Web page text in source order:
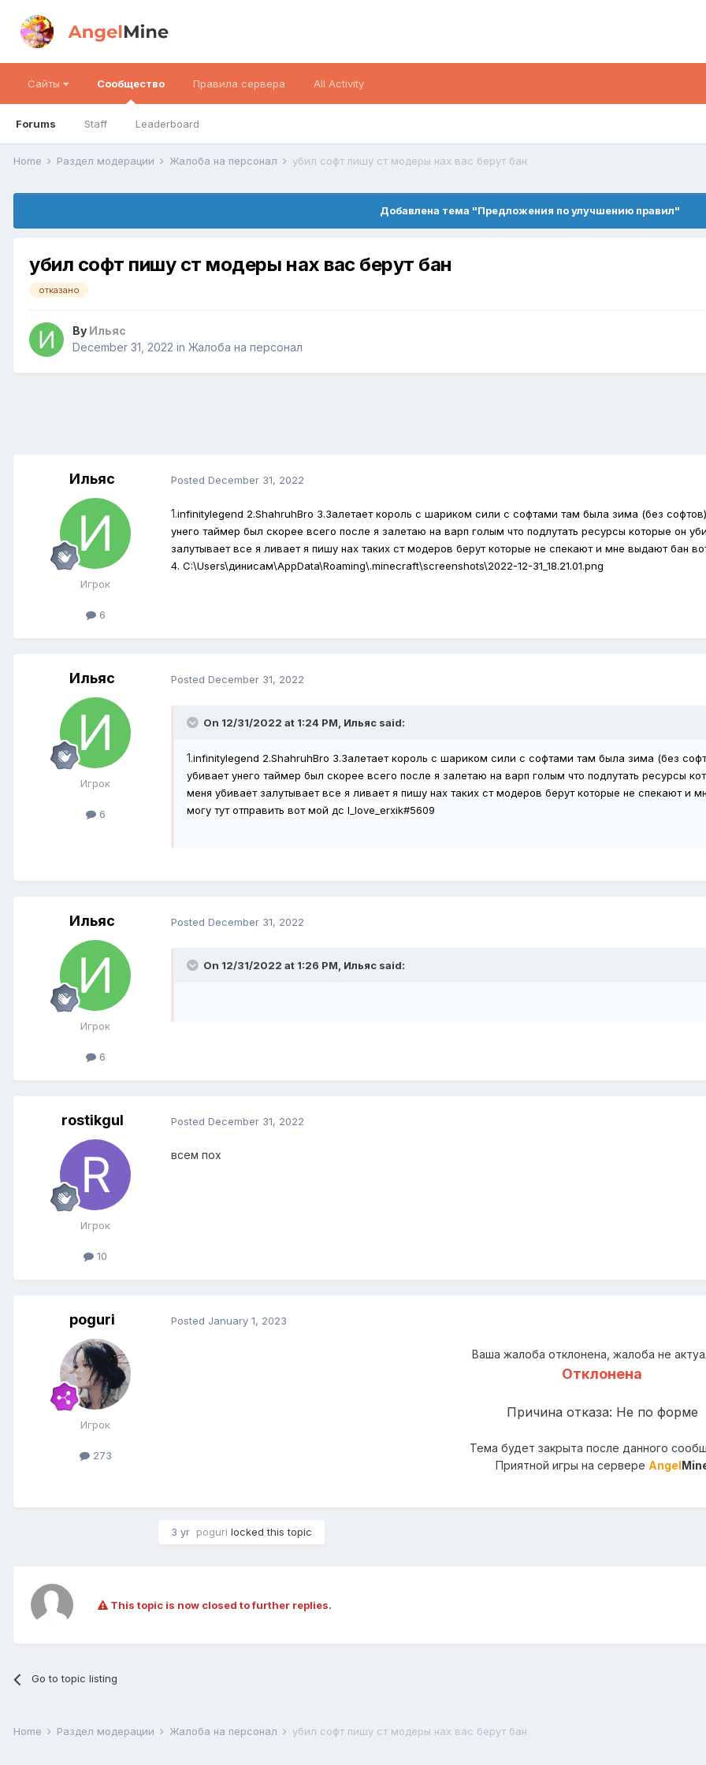
Сайты Сообщество
Forums Staff Leaderboard
Правила сервера All Activity
Home Раздел модерации Жалоба на персонал убил софт пишу ст модеры нах вас берут бан
Добавлена тема "Предложения по улучшению правил"
убил софт пишу ст модеры нах вас берут бан
отказано
By Ильяс
December 31, 2022 in Жалоба на персонал
Ильяс
Игрок
6
Posted December 31, 2022
1.infinitylegend 2.ShahruhBro 3.Залетает король с шариком сили с софтами там была зима (без
унего таймер был скорее всего после я залетаю на варп голым что подлутать ресурсы которые он
залутывает все я ливает я пишу нах таких ст модеров берут которые не спекают и мне выдают бан
4. C:\Users\динисам\AppData\Roaming\.minecraft\screenshots\2022-12-31_18.21.01.png
Ильяс
Игрок
6
Posted December 31, 2022
On 12/31/2022 at 1:24 PM, Ильяс said:
1.infinitylegend 2.ShahruhBro 3.Залетает король с шариком сили с софтами там была зима (без
убивает унего таймер был скорее всего после я залетаю на варп голым что подлутать ресурсы
меня убивает залутывает все я ливает я пишу нах таких ст модеров берут которые не спекают и
могу тут отправить вот мой дс I_love_erxik#5609
Ильяс
Игрок
6
Posted December 31, 2022
On 12/31/2022 at 1:26 PM, Ильяс said:
rostikgul
Игрок
10
Posted December 31, 2022
всем пох
poguri
Игрок
273
Posted January 1, 2023
Ваша жалоба отклонена, жалоба не
Отклонена
Причина отказа: Не по форме
Тема будет закрыта после данного
Приятной игры на сервере Angel
3 yr poguri locked this topic
This topic is now closed to further replies.
Go to topic listing
Home Раздел модерации Жалоба на персонал убил софт пишу ст модеры нах вас берут бан